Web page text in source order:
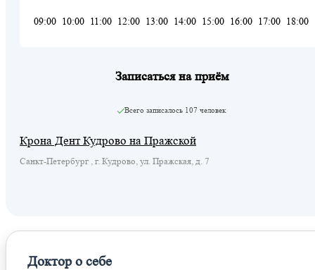
09:00 10:00 11:00 12:00 13:00 14:00 15:00 16:00 17:00 18:00
Записаться на приём
Всего записалось 107 человек
Крона Дент Кудрово на Пражской
Санкт-Петербург , г. Кудрово, ул. Пражская, д. 7
Доктор о себе